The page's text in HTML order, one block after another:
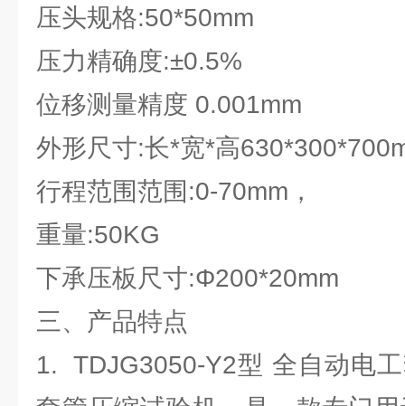
压头规格:50*50mm
压力精确度:±0.5%
位移测量精度 0.001mm
外形尺寸:长*宽*高
行程范围范围:0-70mm，
重量:50KG
下承压板尺寸:Φ200*20mm
三、产品特点
1. TDJG3050-Y2型 全自动电